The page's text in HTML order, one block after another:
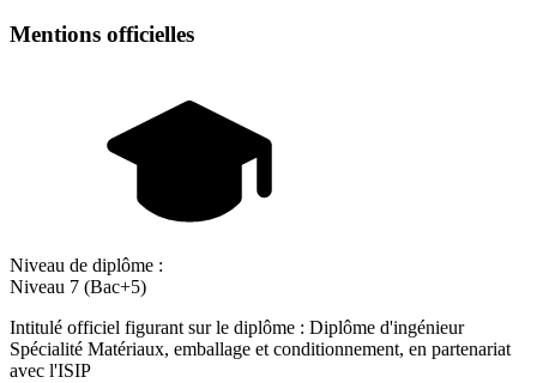
Mentions officielles
Niveau de diplôme :
Niveau 7 (Bac+5)
Intitulé officiel figurant sur le diplôme : Diplôme d'ingénieur
Spécialité Matériaux, emballage et conditionnement, en partenariat
avec l'ISIP